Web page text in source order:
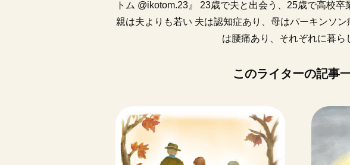
トム @ikotom.23』 23歳で夫と出会う、25歳で高校
親は夫よりも若い 夫は認知症あり、母はパーキンソ
は腰痛あり、それぞれに暮ら
このライターの記事